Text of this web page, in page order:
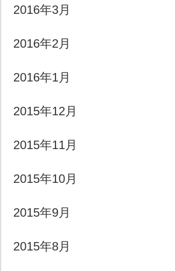
2016年3月
2016年2月
2016年1月
2015年12月
2015年11月
2015年10月
2015年9月
2015年8月